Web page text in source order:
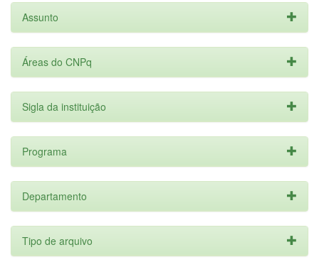
Assunto
Áreas do CNPq
Sigla da instituição
Programa
Departamento
Tipo de arquivo